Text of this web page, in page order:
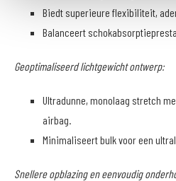
Biedt superieure flexibiliteit,
Balanceert
Geoptimaliseerd lichtgewicht ontwerp:
Ultradunne, monolaag stretch
airbag.
Minimaliseert bulk voor een
Snellere opblazing en eenvoudig